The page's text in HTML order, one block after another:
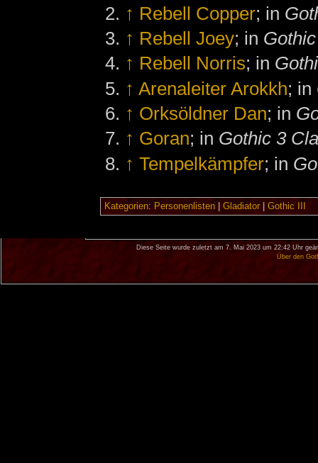
↑ Rebell Copper; in
↑ Rebell Joey; in
↑ Rebell Norris; in
↑ Arenaleiter Arokkh; in
↑ Orksöldner Dan; in
↑ Goran; in Gothic 3
↑ Tempelkämpfer; in
Kategorien: Personenlisten| Gladiator| Gothic III
Diese Seite wurde zuletzt am 7. Mai 2023 um 22:42 Uhr
Über den